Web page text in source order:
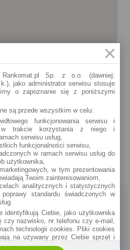
Skarżysko-Kamienna
Al. Marszałka J. Piłsudskiego 23
zobacz na mapie »
Dla firm
Konta firmowe
Leasingi
Inne
Rankomat.pl Sp. z o.o. (dawniej:
jako administrator serwisu stosuje
o zapoznanie się z poniższymi
są przede wszystkim w celu:
funkcjonowania serwisu i
w trakcie korzystania z niego i
serwisu usług,
funkcjonalności serwisu,
w ramach serwisu usług do
użytkownika,
w tym prezentowania
Twoim zainteresowaniom,
analitycznych i statystycznych
standardu świadczonych w
identyfikują Ciebie, jako użytkownika
czy nazwisko, nr telefonu czy e-mail,
technologii cookies. Pliki cookies
na używany przez Ciebie sprzęt i